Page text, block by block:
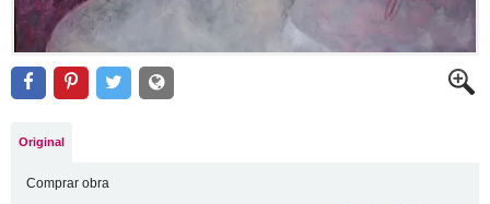
Original
Comprar obra